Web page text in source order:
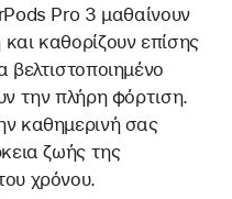
Pro 3 μαθαίνουν
καθορίζουν επίσης
βελτιστοποιημένο
την πλήρη φόρτιση.
καθημερινή σας
ζωής της
χρόνου.